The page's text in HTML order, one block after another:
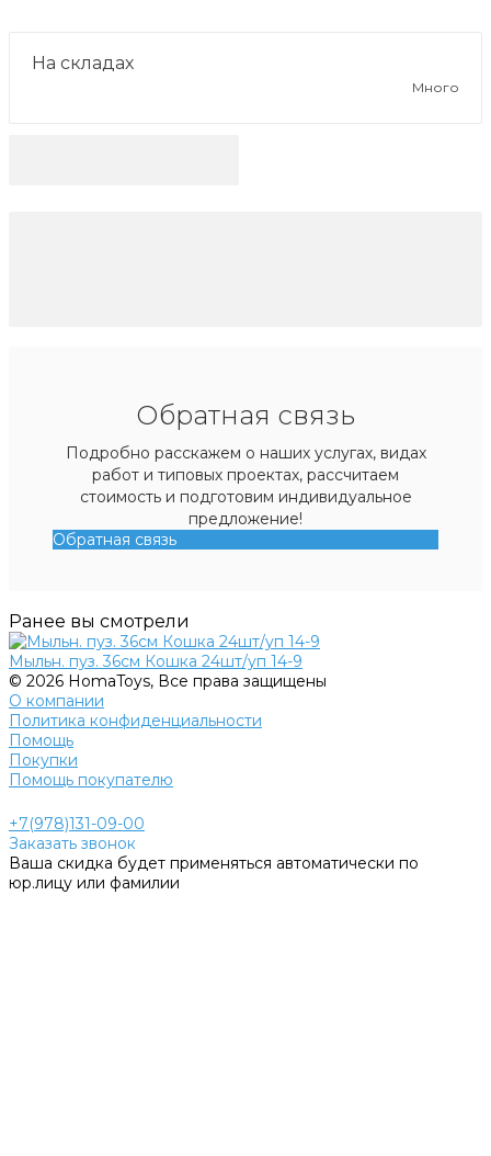
На складах
Много
Обратная связь
Подробно расскажем о наших услугах, видах
работ и типовых проектах, рассчитаем
стоимость и подготовим индивидуальное
предложение!
Обратная связь
Ранее вы смотрели
Мыльн. пуз. 36см Кошка 24шт/уп 14-9
© 2026 HomaToys, Все права защищены
О компании
Политика конфиденциальности
Помощь
Покупки
Помощь покупателю
+7(978)131-09-00
Заказать звонок
Ваша скидка будет применяться автоматически по
юр.лицу или фамилии